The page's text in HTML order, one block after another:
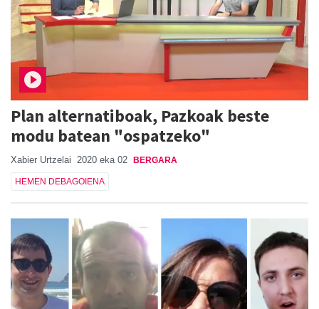
Plan alternatiboak, Pazkoak beste
modu batean "ospatzeko"
Xabier Urtzelai 2020 eka 02 BERGARA
HEMEN DEBAGOIENA